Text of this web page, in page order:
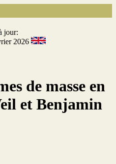
jour:
2026
de masse en
et Benjamin